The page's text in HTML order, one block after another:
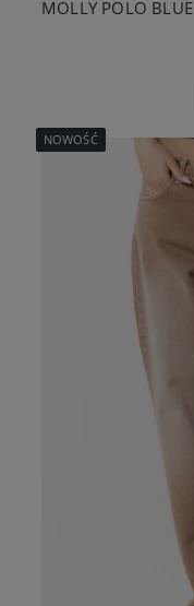
MOLLY POLO BLUE
NOWOŚĆ